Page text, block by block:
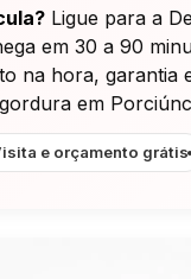
Ligue para a
em 30 a 90
na hora, garantia
em
e orçamento grátis